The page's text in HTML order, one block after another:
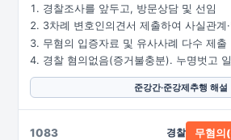
경찰조사를 앞두고, 방문상담 및 선임
3차례 변호인의견서 제출하여 사실관계
무혐의 입증자료 및 유사사례 다수 제출
경찰 혐의없음(증거불충분). 누명벗고
준강간·준강제추행 해설
1083 경찰 무혐의